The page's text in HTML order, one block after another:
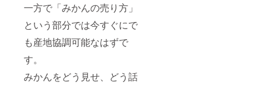
一方で「みかんの売り方」
という部分では今すぐにで
も産地協調可能なはずで
す。
みかんをどう見せ、どう話